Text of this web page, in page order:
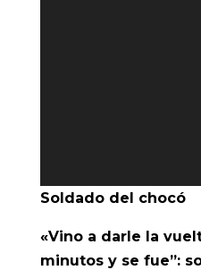
Soldado del chocó
«Vino a darle la
minutos y se fue”: